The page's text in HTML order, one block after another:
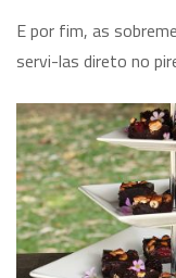
E por fim, as
servi-las direto no